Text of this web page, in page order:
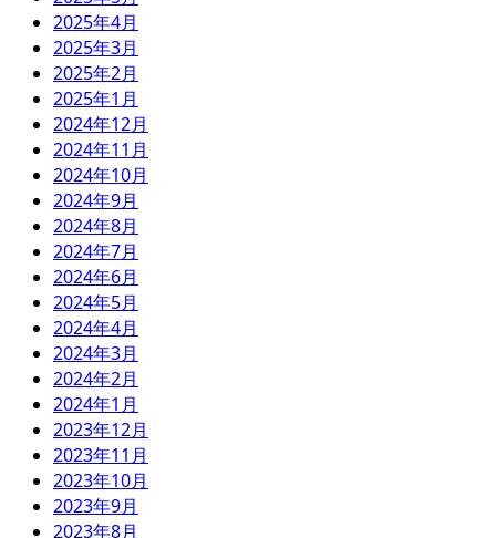
2025年4月
2025年3月
2025年2月
2025年1月
2024年12月
2024年11月
2024年10月
2024年9月
2024年8月
2024年7月
2024年6月
2024年5月
2024年4月
2024年3月
2024年2月
2024年1月
2023年12月
2023年11月
2023年10月
2023年9月
2023年8月